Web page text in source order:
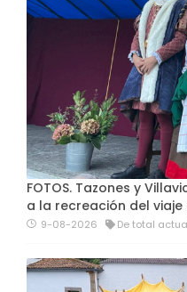
FOTOS. Tazones y
a la recreación del viaje
9-08-2026 De total